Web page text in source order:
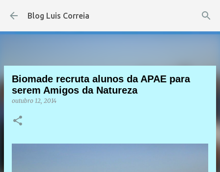
Pular para o conteúdo principal
Blog Luis Correia
Biomade recruta alunos da APAE para
serem Amigos da Natureza
outubro 12, 2014